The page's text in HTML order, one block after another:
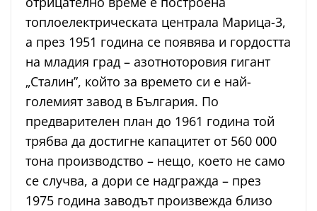
топлоелектрическата централа Марица-3,
а през 1951 година се появява и гордостта
на младия град – азотноторовия гигант
„Сталин”, който за времето си е най-
големият завод в България. По
предварителен план до 1961 година той
трябва да достигне капацитет от 560 000
тона производство – нещо, което не само
се случва, а дори се надгражда – през
1975 година заводът произвежда близо